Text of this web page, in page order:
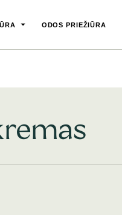
ODOS PRIEŽIŪRA